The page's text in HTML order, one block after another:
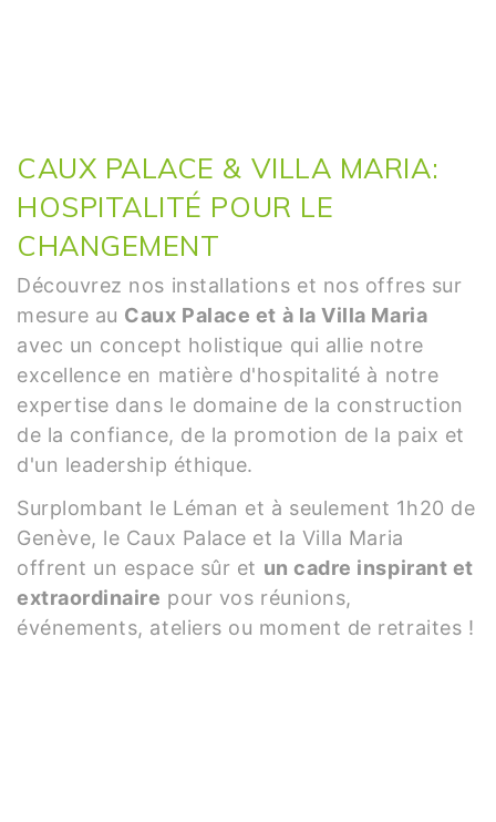
CAUX PALACE & VILLA MARIA:
HOSPITALITÉ POUR LE
CHANGEMENT
Découvrez nos installations et nos offres sur
mesure au Caux Palace et à la Villa Maria
avec un concept holistique qui allie notre
excellence en matière d'hospitalité à notre
expertise dans le domaine de la construction
de la confiance, de la promotion de la paix et
d'un leadership éthique.
Surplombant le Léman et à seulement 1h20 de
Genève, le Caux Palace et la Villa Maria
offrent un espace sûr et un cadre inspirant et
extraordinaire pour vos réunions,
événements, ateliers ou moment de retraites !